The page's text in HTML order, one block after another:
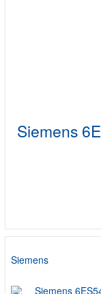
Siemens
Siemens